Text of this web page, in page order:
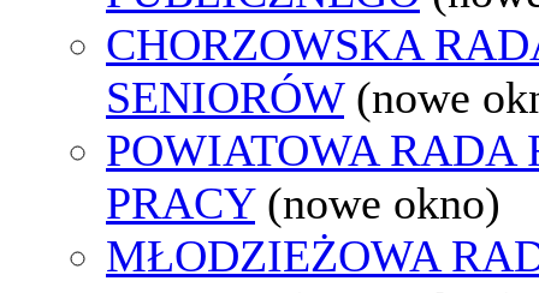
CHORZOWSKA
SENIORÓW (nowe
POWIATOWA RADA
PRACY (nowe okno)
MŁODZIEŻOWA